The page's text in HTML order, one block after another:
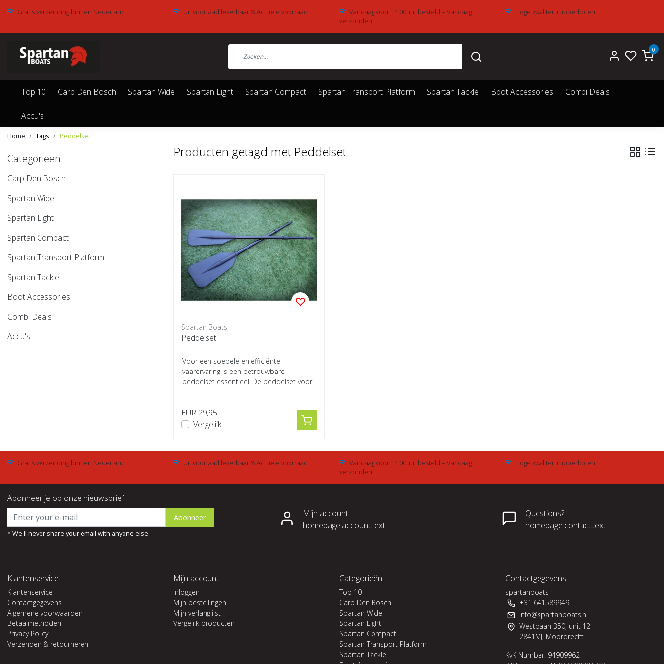
Gratis verzending binnen Nederland Uit voorraad leverbaar & Actuele voorraad
Vandaag voor 14:00uur besteld = Vandaag
verzonden
Hoge kwaliteit rubberboten
0
Top 10 Carp Den Bosch Spartan Wide Spartan Light Spartan Compact Spartan Transport Platform Spartan Tackle Boot Accessories Combi Deals
Accu's
Home Tags Peddelset
Categorieën
Carp Den Bosch
Spartan Wide
Spartan Light
Spartan Compact
Spartan Transport Platform
Spartan Tackle
Boot Accessories
Combi Deals
Accu's
Producten getagd met Peddelset
Spartan Boats
Peddelset
Voor een soepele en efficiënte
vaarervaring is een betrouwbare
peddelset essentieel. De peddelset voor
EUR 29,95
Vergelijk
Gratis verzending binnen Nederland Uit voorraad leverbaar & Actuele voorraad
Vandaag voor 14:00uur besteld = Vandaag
verzonden
Hoge kwaliteit rubberboten
Abonneer je op onze nieuwsbrief
Abonneer
* We'll never share your email with anyone else.
Mijn account
homepage.account.text
Questions?
homepage.contact.text
Klantenservice
Klantenservice
Contactgegevens
Algemene voorwaarden
Betaalmethoden
Privacy Policy
Verzenden & retourneren
Mijn account
Inloggen
Mijn bestellingen
Mijn verlanglijst
Vergelijk producten
Categorieën
Top 10
Carp Den Bosch
Spartan Wide
Spartan Light
Spartan Compact
Spartan Transport Platform
Spartan Tackle
Contactgegevens
spartanboats
+31 641589949
info@spartanboats.nl
Westbaan 350, unit 12
2841MJ, Moordrecht
KvK Number: 94909962